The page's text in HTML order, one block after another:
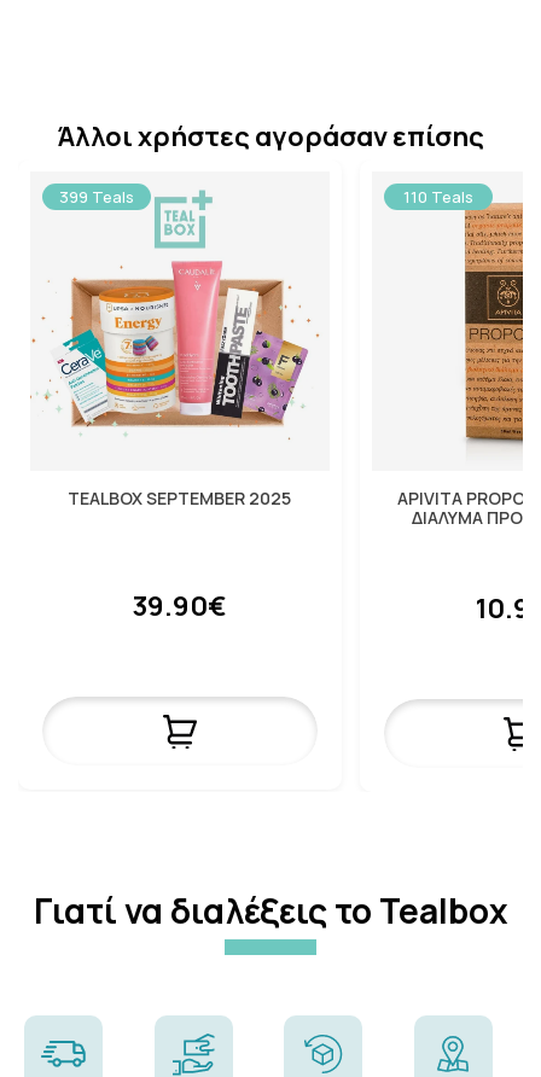
Άλλοι χρήστες αγοράσαν επίσης
399 Teals
TEALBOX SEPTEMBER 2025
39.90€
110 Teals
APIVITA
ΔΙΑΛΥΜΑ
Γιατί να διαλέξεις το Tealbox